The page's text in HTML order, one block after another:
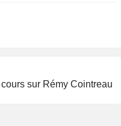
sur Rémy Cointreau